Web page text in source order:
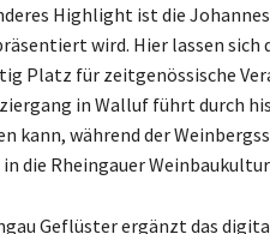
Highlight ist die
wird. Hier lassen sich
Platz für zeitgenössische
in Walluf führt durch
kann, während der
die Rheingauer
Geflüster ergänzt das